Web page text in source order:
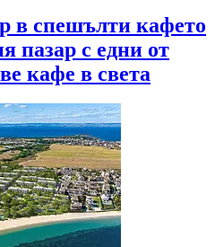
в спешълти кафето
пазар с едни от
кафе в света